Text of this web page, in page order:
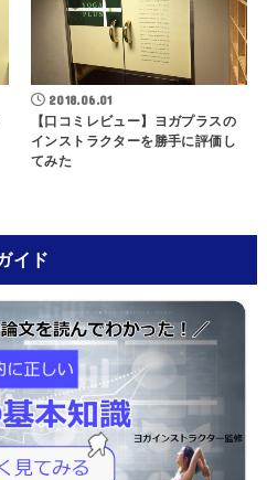
2018.06.01
【口コミレビュー】ヨガプラスの
インストラクターを勝手に評価し
てみた
イド